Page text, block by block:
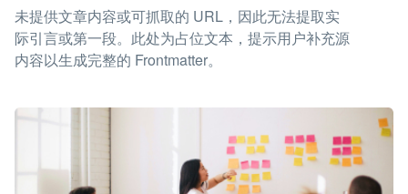
未提供文章内容或可抓取的 URL，因此无法提取实
际引言或第一段。此处为占位文本，提示用户补充源
内容以生成完整的 Frontmatter。